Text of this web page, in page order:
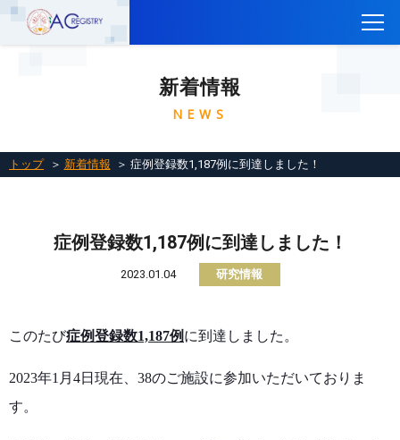
CTEPH AC Registryについて
参加施設の方へ
お問い合わせ
English
新着情報
NEWS
トップ ＞ 新着情報 ＞ 症例登録数1,187例に到達しました！
症例登録数1,187例に到達しました！
2023.01.04 研究情報
このたび症例登録数1,187例 に到達しました。
2023年1月4日現在、 38のご施設に参加いただいておりま
す。